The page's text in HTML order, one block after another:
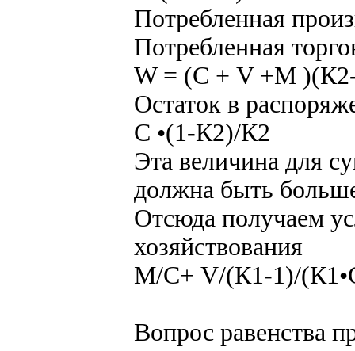
Потребленная
Потребленная
W = (С + V +M
Остаток в
С •(1-К2)/К2
Эта величина для
должна быть
Отсюда получаем
хозяйствования
М/С+ V/(К1-1)/
Вопрос равенства